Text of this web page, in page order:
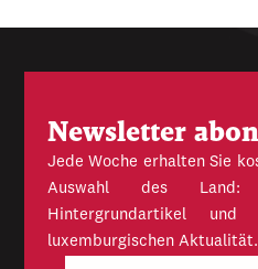
Newsletter
Jede Woche erhalten Sie
Auswahl des Land:
Hintergrundartikel
luxemburgischen Aktualität.